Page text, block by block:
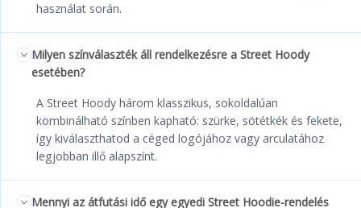
használat során.
Milyen színválaszték áll rendelkezésre a Street Hoody
esetében?
A Street Hoody három klasszikus, sokoldalúan
kombinálható színben kapható: szürke, sötétkék és fekete,
így kiválaszthatod a céged logójához vagy arculatához
legjobban illő alapszínt.
Mennyi az átfutási idő egy egyedi Street Hoodie-rendelés